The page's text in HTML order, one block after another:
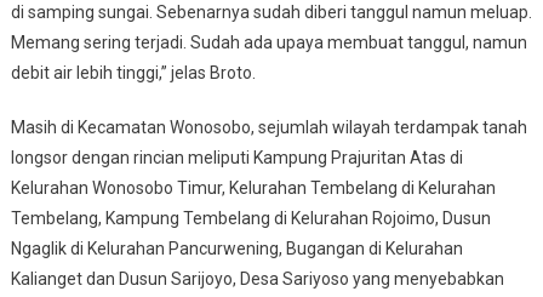
di samping sungai. Sebenarnya sudah diberi tanggul namun meluap.
Memang sering terjadi. Sudah ada upaya membuat tanggul, namun
debit air lebih tinggi,” jelas Broto.
Masih di Kecamatan Wonosobo, sejumlah wilayah terdampak tanah
longsor dengan rincian meliputi Kampung Prajuritan Atas di
Kelurahan Wonosobo Timur, Kelurahan Tembelang di Kelurahan
Tembelang, Kampung Tembelang di Kelurahan Rojoimo, Dusun
Ngaglik di Kelurahan Pancurwening, Bugangan di Kelurahan
Kalianget dan Dusun Sarijoyo, Desa Sariyoso yang menyebabkan